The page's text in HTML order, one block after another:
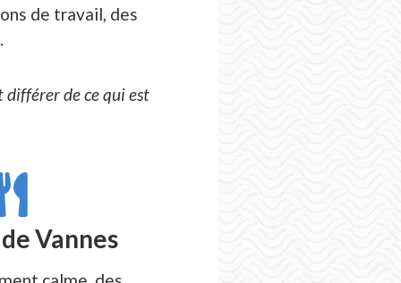
de travail, des
différer de ce qui est
Vannes